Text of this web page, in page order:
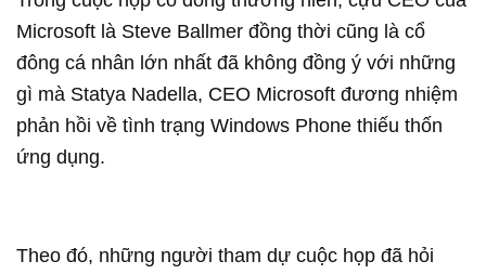
Microsoft là Steve Ballmer đồng thời cũng là cổ
đông cá nhân lớn nhất đã không đồng ý với những
gì mà Statya Nadella, CEO Microsoft đương nhiệm
phản hồi về tình trạng Windows Phone thiếu thốn
ứng dụng.
Theo đó, những người tham dự cuộc họp đã hỏi